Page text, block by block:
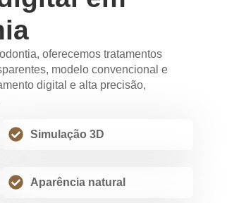
oferecemos tratamentos
modelo convencional e
digital e alta precisão,
Simulação 3D
Aparência natural